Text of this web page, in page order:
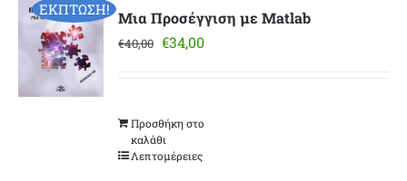
ΕΚΠΤΩΣΗ! Μια Προσέγγιση με Matlab
€40,00 Original
€34,00Η
Προσθήκη στο
καλάθι
Λεπτομέρειες